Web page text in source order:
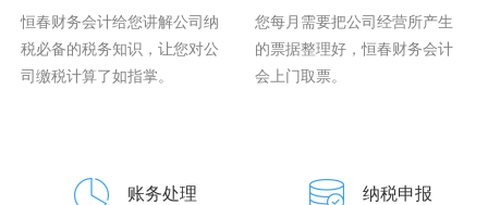
恒春财务会计给您讲解公司纳
税必备的税务知识，让您对公
司缴税计算了如指掌。
您每月需要把公司经营所产生
的票据整理好，恒春财务会计
会上门取票。
账务处理 纳税申报